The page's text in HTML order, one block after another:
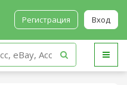
Регистрация Вход